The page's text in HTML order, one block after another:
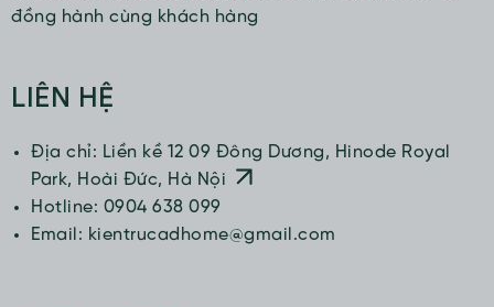
đồng hành cùng khách hàng
LIÊN HỆ
Địa chỉ: Liền kề 12 09 Đông Dương, Hinode Royal
Park, Hoài Đức, Hà Nội
Hotline: 0904 638 099
Email: kientrucadhome@gmail.com